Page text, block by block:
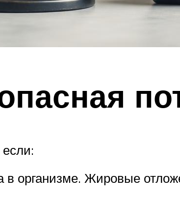
в организме. Жировые